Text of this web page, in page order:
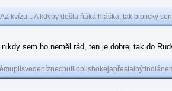
kvízu... A kdyby došla ňáká hláška, tak biblický
sem ho neměl rád, ten je dobrej tak do